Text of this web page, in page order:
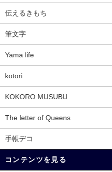
伝えるきもち
筆文字
Yama life
kotori
KOKORO MUSUBU
The letter of Queens
手帳デコ
コンテンツを見る